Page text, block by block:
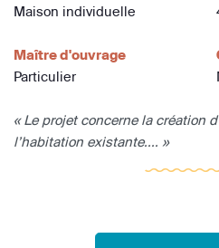
Maison individuelle
Maître d'ouvrage
Particulier
« Le projet concerne la création
l’habitation existante.... »